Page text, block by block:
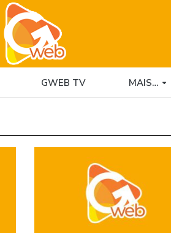
GWEB TV MAIS…